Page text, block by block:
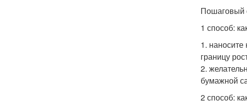
Пошаговый
1 способ:
1.
границу
2.
бумажной
2 способ: